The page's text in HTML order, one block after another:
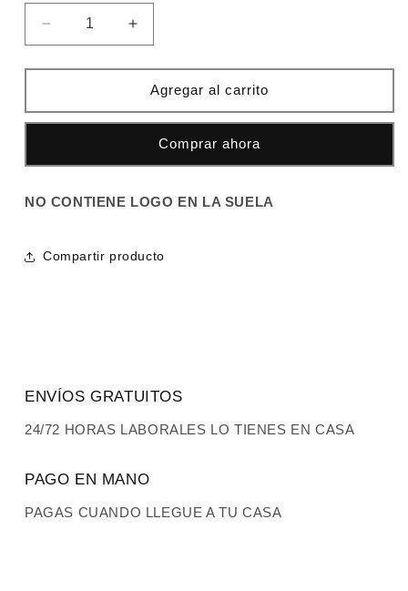
Reducir
cantidad
para
13
BLANCA
Aumentar
cantidad
para
JORDAN
13
BLANCA
ORO
Agregar al carrito
Comprar ahora
NO CONTIENE LOGO EN LA SUELA
Compartir producto
ENVÍOS GRATUITOS
24/72 HORAS LABORALES LO TIENES EN CASA
PAGO EN MANO
PAGAS CUANDO LLEGUE A TU CASA